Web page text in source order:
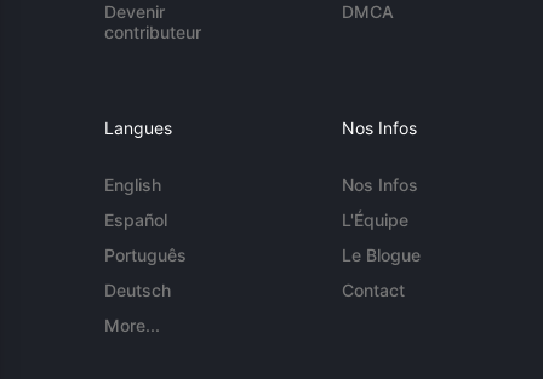
Devenir
contributeur
DMCA
Langues
English
Español
Português
Deutsch
More...
Nos Infos
Nos Infos
L'Équipe
Le Blogue
Contact